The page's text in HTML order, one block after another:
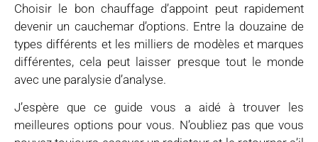
Choisir le bon chauffage d’appoint peut rapidement
devenir un cauchemar d’options. Entre la douzaine de
types différents et les milliers de modèles et marques
différentes, cela peut laisser presque tout le monde
avec une paralysie d’analyse.
J’espère que ce guide vous a aidé à trouver les
meilleures options pour vous. N’oubliez pas que vous